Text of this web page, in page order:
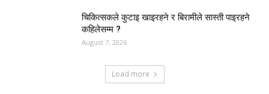
चिकित्सकले कुटाइ खाइरहने र बिरामीले सास्ती पाइरहने
कहिलेसम्म ?
August 7, 2026
Load more